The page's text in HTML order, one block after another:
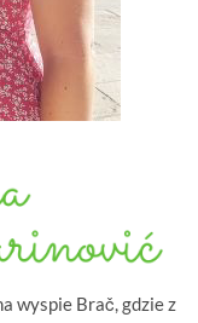
wyspie Brač, gdzie z